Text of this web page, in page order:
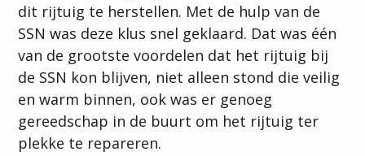
dit rijtuig te herstellen. Met de hulp van de
SSN was deze klus snel geklaard. Dat was één
van de grootste voordelen dat het rijtuig bij
de SSN kon blijven, niet alleen stond die veilig
en warm binnen, ook was er genoeg
gereedschap in de buurt om het rijtuig ter
plekke te repareren.